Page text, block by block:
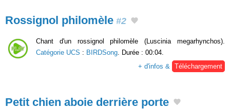
Rossignol philomèle #2
Chant d'un rossignol philomèle (Luscinia megarhynchos).
Catégorie UCS : BIRDSong . Durée : 00:04.
+ d'infos &
Téléchargement
Petit chien aboie derrière porte